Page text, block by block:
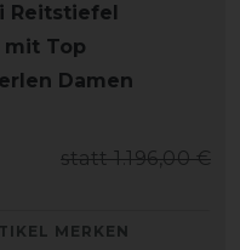
Reitstiefel
mit Top
Damen
statt 1.196,00 €
MERKEN